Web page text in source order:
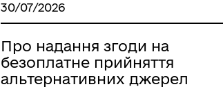
30/07/2026
Про надання згоди на
безоплатне прийняття
альтернативних джерел